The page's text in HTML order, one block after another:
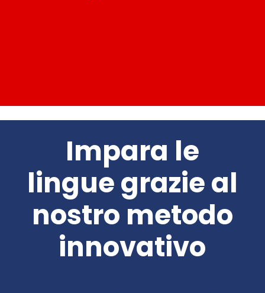
Impara le
lingue grazie al
nostro metodo
innovativo